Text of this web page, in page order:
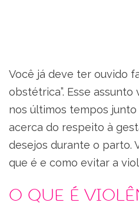
Você já deve ter ouvido
obstétrica”. Esse
nos últimos tempos junto
acerca do respeito à
desejos durante o parto.
que é e como evitar a
O que é